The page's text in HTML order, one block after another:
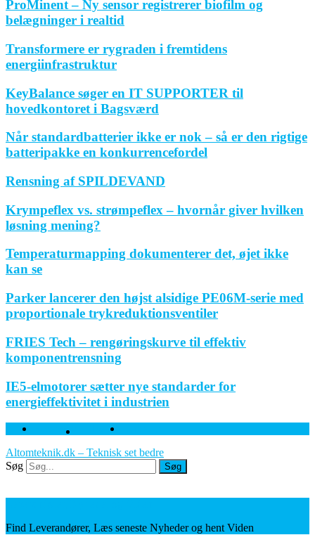
ProMinent – Ny sensor registrerer biofilm og
belægninger i realtid
Transformere er rygraden i fremtidens
energiinfrastruktur
KeyBalance søger en IT SUPPORTER til
hovedkontoret i Bagsværd
Når standardbatterier ikke er nok – så er den rigtige
batteripakke en konkurrencefordel
Rensning af SPILDEVAND
Krympeflex vs. strømpeflex – hvornår giver hvilken
løsning mening?
Temperaturmapping dokumenterer det, øjet ikke
kan se
Parker lancerer den højst alsidige PE06M-serie med
proportionale trykreduktionsventiler
FRIES Tech – rengøringskurve til effektiv
komponentrensning
IE5-elmotorer sætter nye standarder for
energieffektivitet i industrien
Facebook Twitter
Altomteknik.dk – Teknisk set bedre
Søg
Søg
Find Leverandører, Læs seneste Nyheder og hent Viden